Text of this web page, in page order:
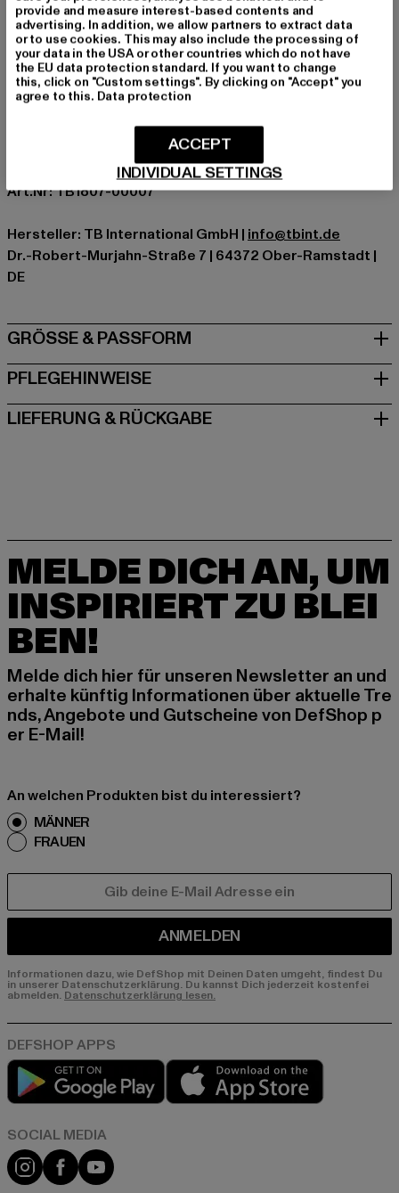
Ärmelart: Langarm
Verschlussarten: Reißverschluss
Schnitt: Normal
Marke: Urban Classics
Kat.: Puffer Jackets
Materialzusammensetzung: 100% Polyester
Art.Nr: TB1807-00007
Hersteller: TB International GmbH | info@tbint.de
Dr.-Robert-Murjahn-Straße 7 | 64372 Ober-Ramstadt |
DE
GRÖSSE & PASSFORM
PFLEGEHINWEISE
LIEFERUNG & RÜCKGABE
MELDE DICH AN, UM
INSPIRIERT ZU BLEI
BEN!
Melde dich hier für unseren Newsletter an und
erhalte künftig Informationen über aktuelle Tre
nds, Angebote und Gutscheine von DefShop p
er E-Mail!
An welchen Produkten bist du interessiert?
MÄNNER
FRAUEN
ANMELDEN
Informationen dazu, wie DefShop mit Deinen Daten umgeht, findest Du
in unserer Datenschutzerklärung. Du kannst Dich jederzeit kostenfei
abmelden. Datenschutzerklärung lesen.
Play market
Instagram
FacebookYouTube
provide and measure interest-based contents and
advertising. In addition, we allow partners to extract data
or to use cookies. This may also include the processing of
your data in the USA or other countries which do not have
the EU data protection standard. If you want to change
this, click on "Custom settings". By clicking on "Accept" you
agree to this. Data protection
INDIVIDUAL SETTINGS
ACCEPT